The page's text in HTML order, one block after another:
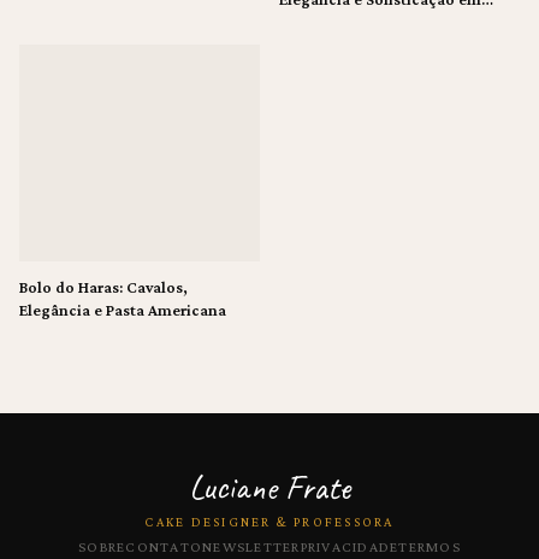
Bolo do Haras: Cavalos,
Elegância e Pasta Americana
Luciane Frate
CAKE DESIGNER & PROFESSORA
SOBRECONTATONEWSLETTERPRIVACIDADETERMOS